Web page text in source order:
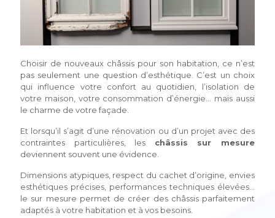
Choisir de nouveaux châssis pour son habitation, ce n’est
pas seulement une question d’esthétique. C’est un choix
qui influence votre confort au quotidien, l’isolation de
votre maison, votre consommation d’énergie… mais aussi
le charme de votre façade.
Et lorsqu’il s’agit d’une rénovation ou d’un projet avec des
contraintes particulières, les châssis sur mesure
deviennent souvent une évidence.
Dimensions atypiques, respect du cachet d’origine, envies
esthétiques précises, performances techniques élevées…
le sur mesure permet de créer des châssis parfaitement
adaptés à votre habitation et à vos besoins.